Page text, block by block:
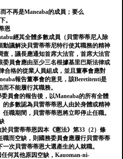
不再是Maneaba的成員；要么
。
恩
經其全體多數成員（貝雷蒂蒂尼人除
動議解決貝雷蒂蒂尼特行使其職務的精神
查，議長應通知首席大法官，首席大法官
委員會應由至少三名根據基里巴斯法律或
合格的從業人員組成，並且董事會應對
報告董事會的意見，該Beretitenti是
不能履行其職務。
員會的報告後，以Maneaba的所有全體
的多數認為貝雷蒂蒂恩人由於身體或精神
職期間，貝雷蒂蒂恩將立即停止任職。
貝雷蒂蒂恩因本《憲法》第33（2）條
職而空缺，則國務委員會應履行貝雷蒂蒂
次貝雷蒂蒂恩大選產生的人就職。
何其他原因空缺，Kauoman-ni-